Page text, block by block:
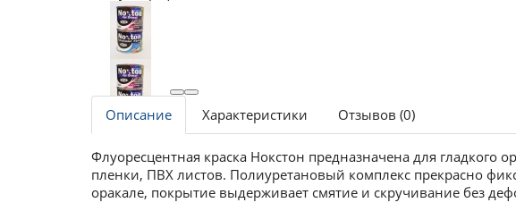
Описание Характеристики Отзывов (0)
Флуоресцентная краска Нокстон предназначена для гладкого
пленки, ПВХ листов. Полиуретановый комплекс прекрасно
оракале, покрытие выдерживает смятие и скручивание без